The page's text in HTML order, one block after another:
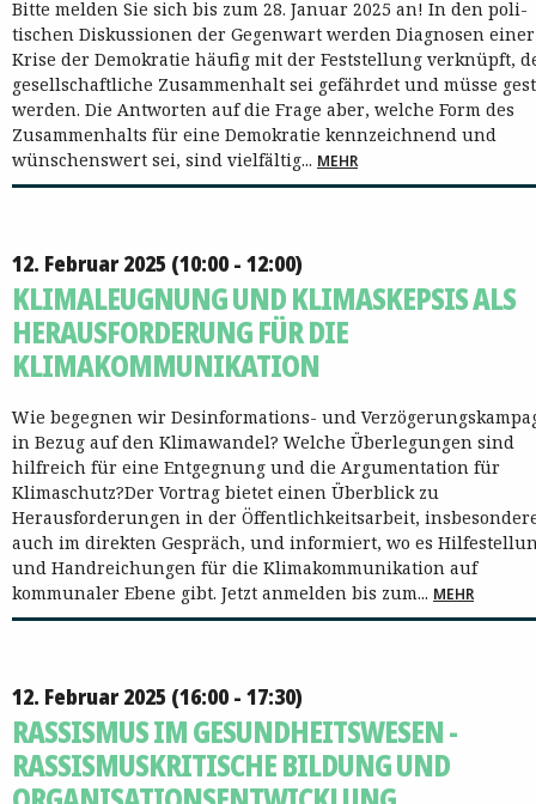
​​​​​​​Bitte melden Sie sich bis zum 28. Januar 2025 an! In den poli­
tischen Diskussionen der Gegenwart werden Diagnosen einer
Krise der Demo­kratie häufig mit der Feststellung verknüpft,
gesellschaftliche Zusammen­halt sei gefährdet und müsse
werden. Die Ant­worten auf die Frage aber, welche Form des
Zusammenhalts für eine Demo­kratie kennzeichnend und
wünschenswert sei, sind vielfältig... MEHR
12. Februar 2025 (10:00 - 12:00)
KLIMALEUGNUNG UND KLIMASKEPSIS ALS
HERAUSFORDERUNG FÜR DIE
KLIMAKOMMUNIKATION
Wie begegnen wir Desinformations- und
in Bezug auf den Klimawandel? Welche Überlegungen sind
hilfreich für eine Entgegnung und die Argumentation für
Klimaschutz?Der Vortrag bietet einen Überblick zu
Herausforderungen in der Öffentlichkeitsarbeit,
auch im direkten Gespräch, und informiert, wo es
und Handreichungen für die Klimakommunikation auf
kommunaler Ebene gibt. Jetzt anmelden bis zum... MEHR
12. Februar 2025 (16:00 - 17:30)
RASSISMUS IM GESUNDHEITSWESEN -
RASSISMUSKRITISCHE BILDUNG UND